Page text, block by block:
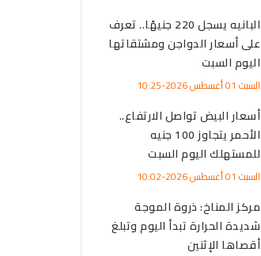
البانيه يسجل 220 جنيهًا.. تعرف
على أسعار الدواجن ومشتقاتها
اليوم السبت
السبت 01 أغسطس 2026-10:25
أسعار البيض تواصل الارتفاع..
الأحمر يتجاوز 100 جنيه
للمستهلك اليوم السبت
السبت 01 أغسطس 2026-10:02
مركز المناخ: ذروة الموجة
شديدة الحرارة تبدأ اليوم وتبلغ
أقصاها الإثنين